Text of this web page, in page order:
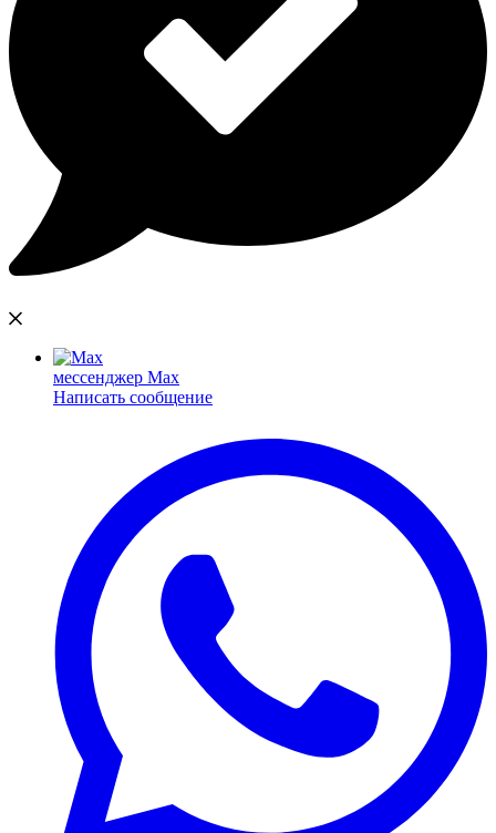
мессенджер Max
Написать сообщение